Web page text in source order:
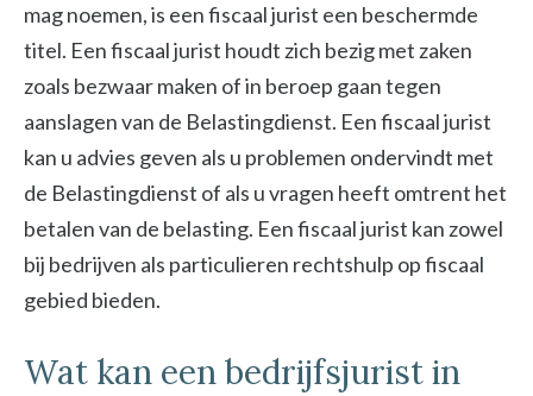
mag noemen, is een fiscaal jurist een beschermde
titel. Een fiscaal jurist houdt zich bezig met zaken
zoals bezwaar maken of in beroep gaan tegen
aanslagen van de Belastingdienst. Een fiscaal jurist
kan u advies geven als u problemen ondervindt met
de Belastingdienst of als u vragen heeft omtrent het
betalen van de belasting. Een fiscaal jurist kan zowel
bij bedrijven als particulieren rechtshulp op fiscaal
gebied bieden.
Wat kan een bedrijfsjurist in